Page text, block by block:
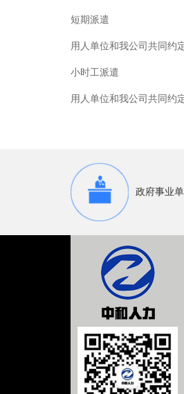
短期派遣
用人单位和我公司共同约
小时工派遣
用人单位和我公司共同约
政府事业